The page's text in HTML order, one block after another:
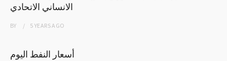
الانساني الاتحادي
BY 5 YEARSAGO
أسعار النفط اليوم